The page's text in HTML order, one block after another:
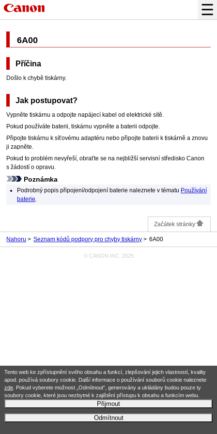
Tento web ke zpřístupnění svého obsahu a funkcí, zlepšování jejich vlastností, kvality
apod. používá soubory cookie. Další informace o používání souborů cookie naleznete
zde. Pokud vyberete možnost „Odmítnout“, generovány a ukládány budou pouze ty
soubory cookie, které jsou nezbytné k zajištění přístupu k obsahu a funkcím webu.
Přijmout
Odmítnout
6A00
Příčina
Došlo k chybě tiskárny.
Jak postupovat?
Vypnětetiskárnu a odpojte napájecí kabel od elektrické sítě.
Pokud používáte baterii,tiskárnu vypněte a baterii odpojte.
Připojtetiskárnu ksíťovému adaptéru nebo připojte baterii ktiskárně a znovu
ji zapněte.
Pokud to problém nevyřeší, obraťte se na nejbližší servisní střediskoCanon
s žádostí o opravu.
Poznámka
Podrobný popis připojení/odpojení baterie naleznete v tématu Používání
baterie
Začátek stránky
Nahoru Seznam kódů podpory pro chyby tiskárny 6A00
© CANON INC. 2025